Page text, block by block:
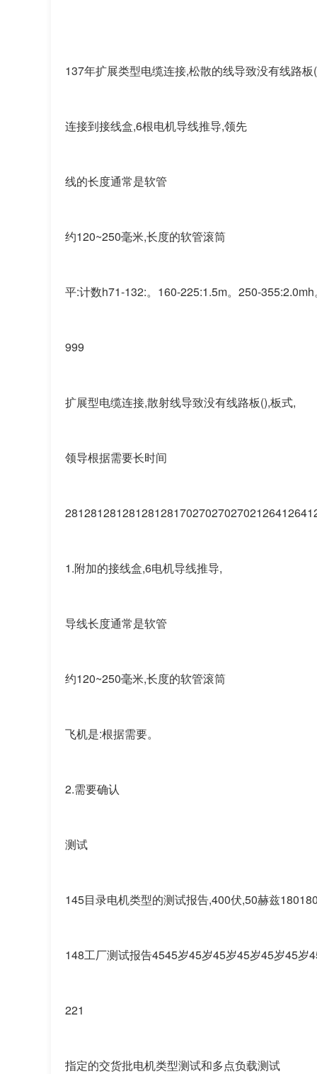
137年扩展类型电缆连接,松散的线导致没有线路
连接到接线盒,6根电机导线推导,领先
线的长度通常是软管
约120~250毫米,长度的软管滚筒
平:计数h71-132:。160-225:1.5m。250-355:2.0mh。
999
扩展型电缆连接,散射线导致没有线路板(),板式,
领导根据需要长时间
1.附加的接线盒,6电机导线推导,
导线长度通常是软管
约120~250毫米,长度的软管滚筒
飞机是:根据需要。
2.需要确认
测试
145目录电机类型的测试报告,400伏,50赫兹
148工厂测试报告4545岁45岁45岁45岁45岁45岁
221
指定的交货批电机类型测试和多点负载测试